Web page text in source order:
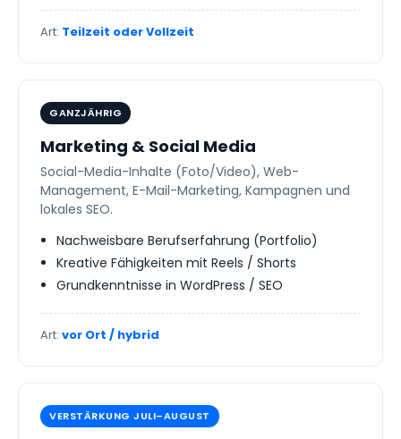
Art: Teilzeit oder Vollzeit
GANZJÄHRIG
Marketing & Social Media
Social-Media-Inhalte (Foto/Video), Web-
Management, E-Mail-Marketing, Kampagnen und
lokales SEO.
Nachweisbare Berufserfahrung (Portfolio)
Kreative Fähigkeiten mit Reels / Shorts
Grundkenntnisse in WordPress / SEO
Art: vor Ort / hybrid
VERSTÄRKUNG JULI–AUGUST